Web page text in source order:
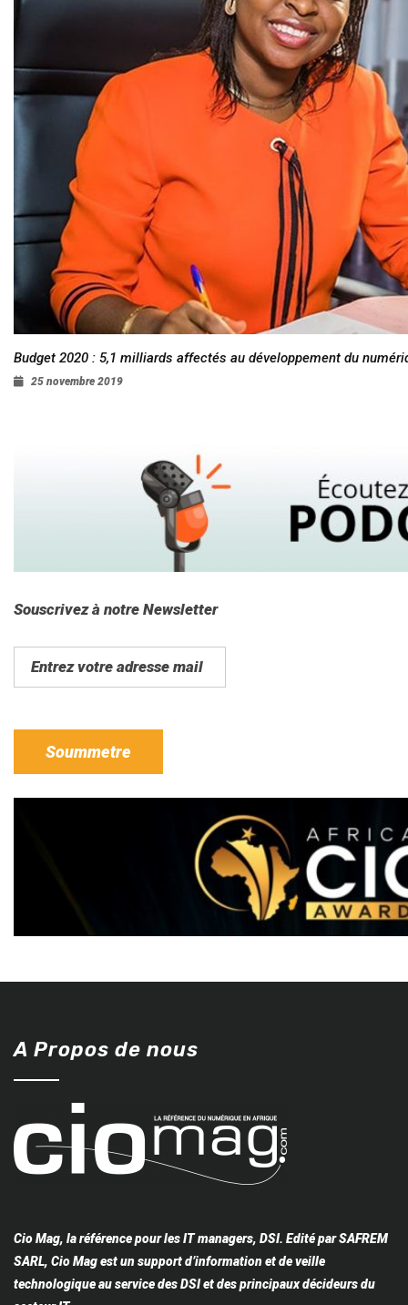
Budget 2020 : 5,1 milliards affectés au développement du
25 novembre 2019
Souscrivez à notre Newsletter
A Propos de nous
Cio Mag, la référence pour les IT managers, DSI. Edité par SAFREM
SARL, Cio Mag est un support d’information et de veille
technologique au service des DSI et des principaux décideurs du